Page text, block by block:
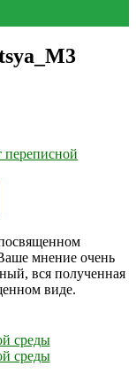
переписной
мнение очень
вся полученная
виде.